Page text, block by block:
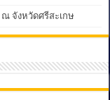
จังหวัดศรีสะเกษ